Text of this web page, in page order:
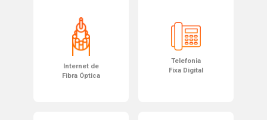
Internet de
Fibra Óptica
Telefonia
Fixa Digital